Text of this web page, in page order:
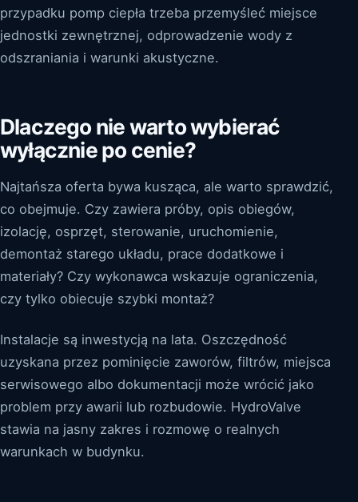
przypadku pomp ciepła trzeba przemyśleć miejsce
jednostki zewnętrznej, odprowadzenie wody z
odszraniania i warunki akustyczne.
Dlaczego nie warto wybierać
wyłącznie po cenie?
Najtańsza oferta bywa kusząca, ale warto sprawdzić,
co obejmuje. Czy zawiera próby, opis obiegów,
izolację, osprzęt, sterowanie, uruchomienie,
demontaż starego układu, prace dodatkowe i
materiały? Czy wykonawca wskazuje ograniczenia,
czy tylko obiecuje szybki montaż?
Instalacje są inwestycją na lata. Oszczędność
uzyskana przez pominięcie zaworów, filtrów, miejsca
serwisowego albo dokumentacji może wrócić jako
problem przy awarii lub rozbudowie. HydroValve
stawia na jasny zakres i rozmowę o realnych
warunkach w budynku.